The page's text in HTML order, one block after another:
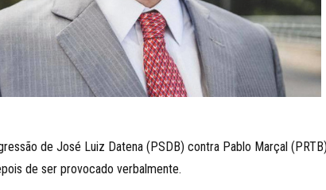
de José Luiz Datena (PSDB) contra Pablo Marçal
de ser provocado verbalmente.